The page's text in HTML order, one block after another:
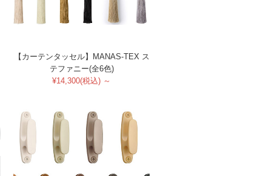
【カーテンタッセル】MANAS-TEX ス
テファニー(全6色)
¥14,300(税込) ～